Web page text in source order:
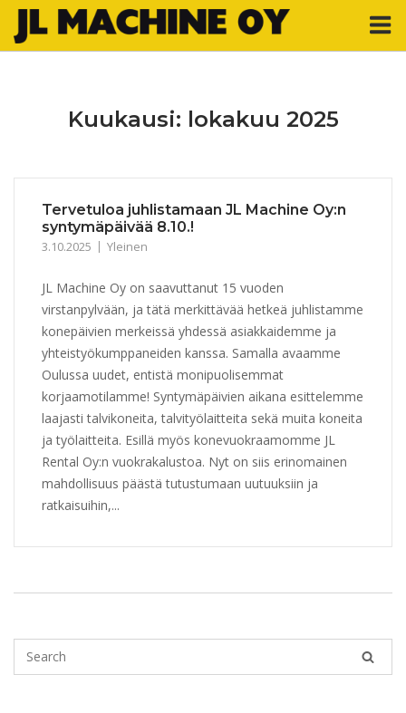
Skip
content
Kuukausi: lokakuu 2025
Tervetuloa juhlistamaan JL Machine Oy:n
syntymäpäivää 8.10.!
3.10.2025 Yleinen
JL Machine Oy on saavuttanut 15 vuoden
virstanpylvään, ja tätä merkittävää hetkeä juhlistamme
konepäivien merkeissä yhdessä asiakkaidemme ja
yhteistyökumppaneiden kanssa. Samalla avaamme
Oulussa uudet, entistä monipuolisemmat
korjaamotilamme! Syntymäpäivien aikana esittelemme
laajasti talvikoneita, talvityölaitteita sekä muita koneita
ja työlaitteita. Esillä myös konevuokraamomme JL
Rental Oy:n vuokrakalustoa. Nyt on siis erinomainen
mahdollisuus päästä tutustumaan uutuuksiin ja
ratkaisuihin,...